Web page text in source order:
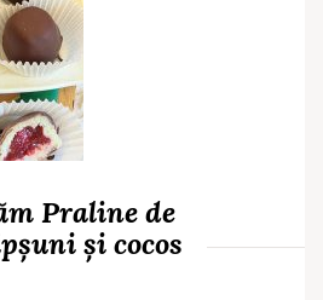
Praline de
și cocos